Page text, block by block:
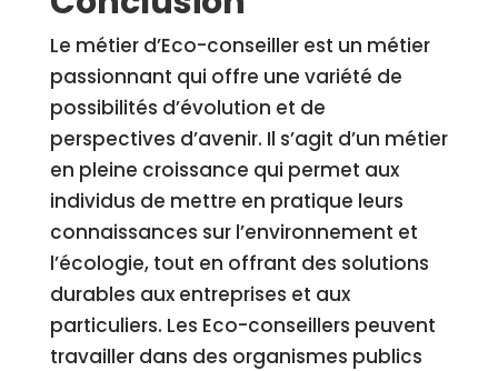
Le métier d’Eco-conseiller est un métier
passionnant qui offre une variété de
possibilités d’évolution et de
perspectives d’avenir. Il s’agit d’un métier
en pleine croissance qui permet aux
individus de mettre en pratique leurs
connaissances sur l’environnement et
l’écologie, tout en offrant des solutions
durables aux entreprises et aux
particuliers. Les Eco-conseillers peuvent
travailler dans des organismes publics